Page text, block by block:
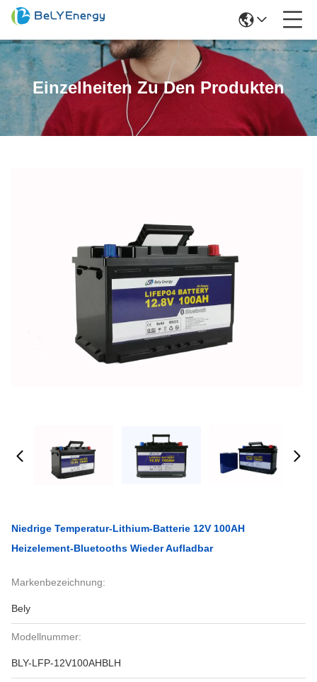
Einzelheiten Zu Den Produkten
Niedrige Temperatur-Lithium-Batterie 12V 100AH
Heizelement-Bluetooths Wieder Aufladbar
Markenbezeichnung:
Bely
Modellnummer:
BLY-LFP-12V100AHBLH